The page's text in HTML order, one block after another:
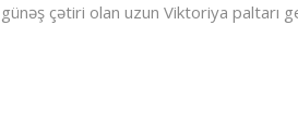
günəş çətiri olan uzun Viktoriya paltarı